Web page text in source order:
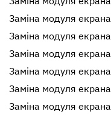
Заміна модуля екрана
Заміна модуля екрана
Заміна модуля екрана
Заміна модуля екрана
Заміна модуля екрана
Заміна модуля екрана